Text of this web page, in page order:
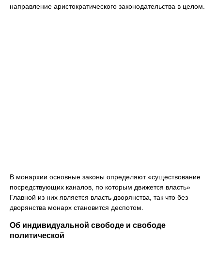
направление аристократического законодательства в целом.
В монархии основные законы определяют «существование
посредствующих каналов, по которым движется власть»
Главной из них является власть дворянства, так что без
дворянства монарх становится деспотом.
Об индивидуальной свободе и свободе
политической